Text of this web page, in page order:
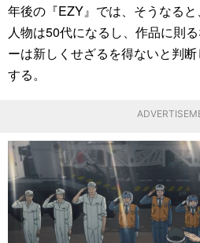
年後の『EZY』では、そうなる
人物は50代になるし、作品に則
ーは新しくせざるを得ないと判
する。